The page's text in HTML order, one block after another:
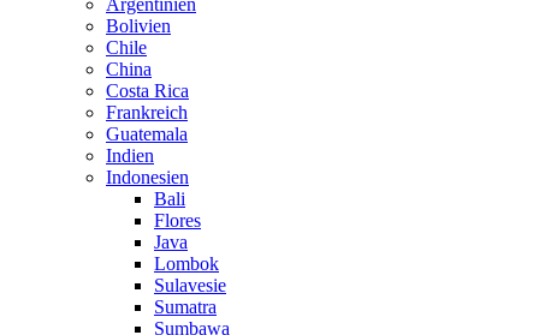
Argentinien
Bolivien
Chile
China
Costa Rica
Frankreich
Guatemala
Indien
Indonesien
Bali
Flores
Java
Lombok
Sulavesie
Sumatra
Sumbawa